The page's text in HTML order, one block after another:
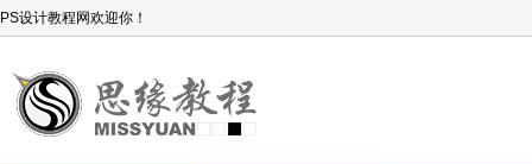
PS设计教程网欢迎你！